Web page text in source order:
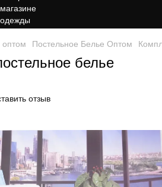
оптом Постельное Белье Оптом
белье
отзыв